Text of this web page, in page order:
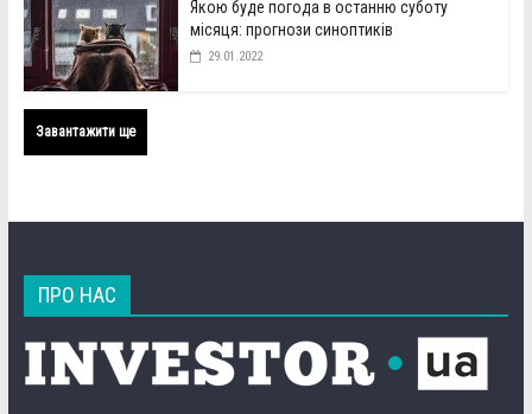
Якою буде погода в останню суботу
місяця: прогнози синоптиків
29.01.2022
Завантажити ще
ПРО НАС